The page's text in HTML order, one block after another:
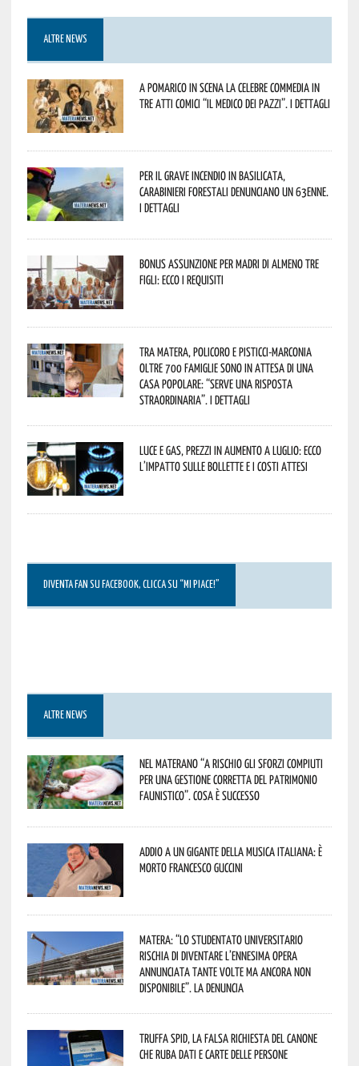
ALTRE NEWS
A Pomarico in scena la celebre commedia in
tre atti comici “Il medico dei pazzi”. I dettagli
Per il grave incendio in Basilicata,
Carabinieri forestali denunciano un 63enne.
I dettagli
Bonus assunzione per madri di almeno tre
figli: ecco i requisiti
Tra Matera, Policoro e Pisticci-Marconia
oltre 700 famiglie sono in attesa di una
casa popolare: “serve una risposta
straordinaria”. I dettagli
Luce e gas, prezzi in aumento a luglio: ecco
l’impatto sulle bollette e i costi attesi
DIVENTA FAN SU FACEBOOK, CLICCA SU “MI PIACE!”
ALTRE NEWS
Nel materano “a rischio gli sforzi compiuti
per una gestione corretta del patrimonio
faunistico”. Cosa è successo
Addio a un gigante della musica italiana: è
morto Francesco Guccini
Matera: “Lo studentato universitario
rischia di diventare l’ennesima opera
annunciata tante volte ma ancora non
disponibile”. La denuncia
Truffa Spid, la falsa richiesta del canone
che ruba dati e carte delle persone